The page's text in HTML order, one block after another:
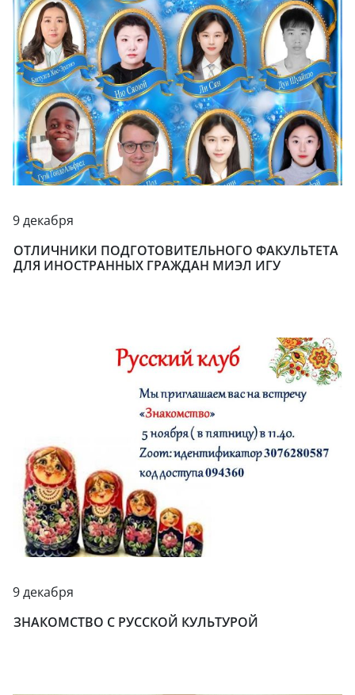
9 декабря
ОТЛИЧНИКИ ПОДГОТОВИТЕЛЬНОГО ФАКУЛЬТЕТА
ДЛЯ ИНОСТРАННЫХ ГРАЖДАН МИЭЛ ИГУ
9 декабря
ЗНАКОМСТВО С РУССКОЙ КУЛЬТУРОЙ